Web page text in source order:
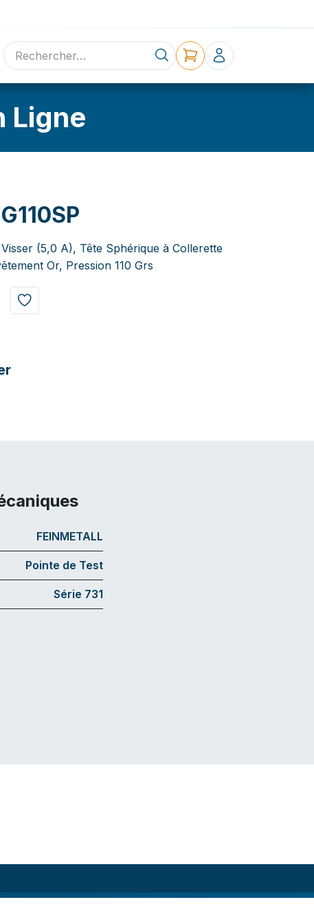
Contact
Ligne
(5,0 A), Tête Sphérique à Collerette
Or, Pression 110 Grs
FEINMETALL
Pointe de Test
Série 731